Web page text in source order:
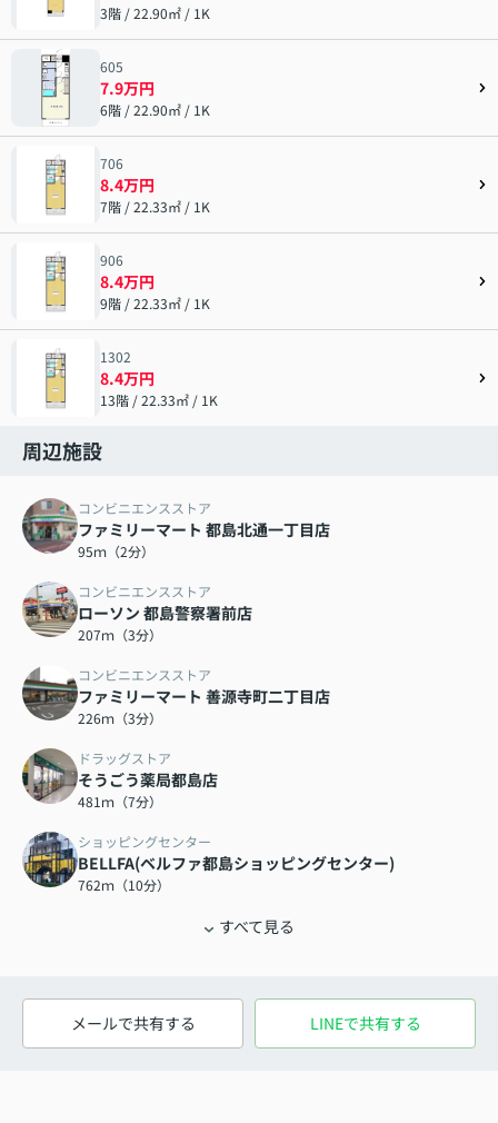
3階 / 22.90㎡ / 1K
605
7.9万円
6階 / 22.90㎡ / 1K
706
8.4万円
7階 / 22.33㎡ / 1K
906
8.4万円
9階 / 22.33㎡ / 1K
1302
8.4万円
13階 / 22.33㎡ / 1K
周辺施設
コンビニエンスストア
ファミリーマート 都島北通一丁目店
95ｍ（2分）
コンビニエンスストア
ローソン 都島警察署前店
207ｍ（3分）
コンビニエンスストア
ファミリーマート 善源寺町二丁目店
226ｍ（3分）
ドラッグストア
そうごう薬局都島店
481ｍ（7分）
ショッピングセンター
BELLFA(ベルファ都島ショッピングセンター)
762ｍ（10分）
すべて見る
メールで共有する LINEで共有する